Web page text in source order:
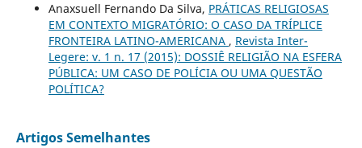
Anaxsuell Fernando Da Silva, PRÁTICAS RELIGIOSAS
EM CONTEXTO MIGRATÓRIO: O CASO DA TRÍPLICE
FRONTEIRA LATINO-AMERICANA , Revista Inter-
Legere: v. 1 n. 17 (2015): DOSSIÊ RELIGIÃO NA ESFERA
PÚBLICA: UM CASO DE POLÍCIA OU UMA QUESTÃO
POLÍTICA?
Artigos Semelhantes